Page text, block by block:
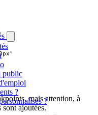
public
?
?
mais attention, à
ajoutées.